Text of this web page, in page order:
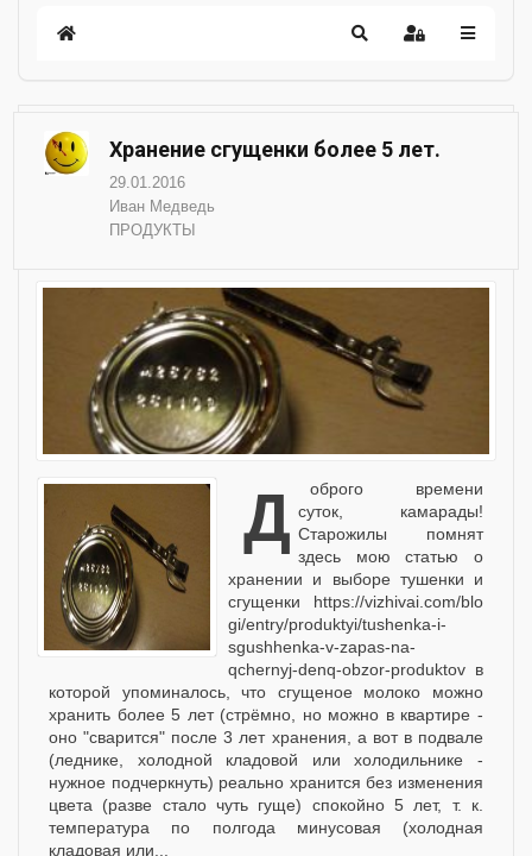
Хранение сгущенки более 5 лет.
29.01.2016
Иван Медведь
ПРОДУКТЫ
Доброго времени суток, камарады!
Старожилы помнят
здесь мою статью о
хранении и выборе тушенки и
сгущенки https://vizhivai.com/blo
gi/entry/produktyi/tushenka-i-
sgushhenka-v-zapas-na-
qchernyj-denq-obzor-produktov в
которой упоминалось, что сгущеное молоко можно
хранить более 5 лет (стрёмно, но можно в квартире -
оно "сварится" после 3 лет хранения, а вот в подвале
(леднике, холодной кладовой или холодильнике -
нужное подчеркнуть) реально хранится без изменения
цвета (разве стало чуть гуще) спокойно 5 лет, т. к.
температура по полгода минусовая (холодная
кладовая или...